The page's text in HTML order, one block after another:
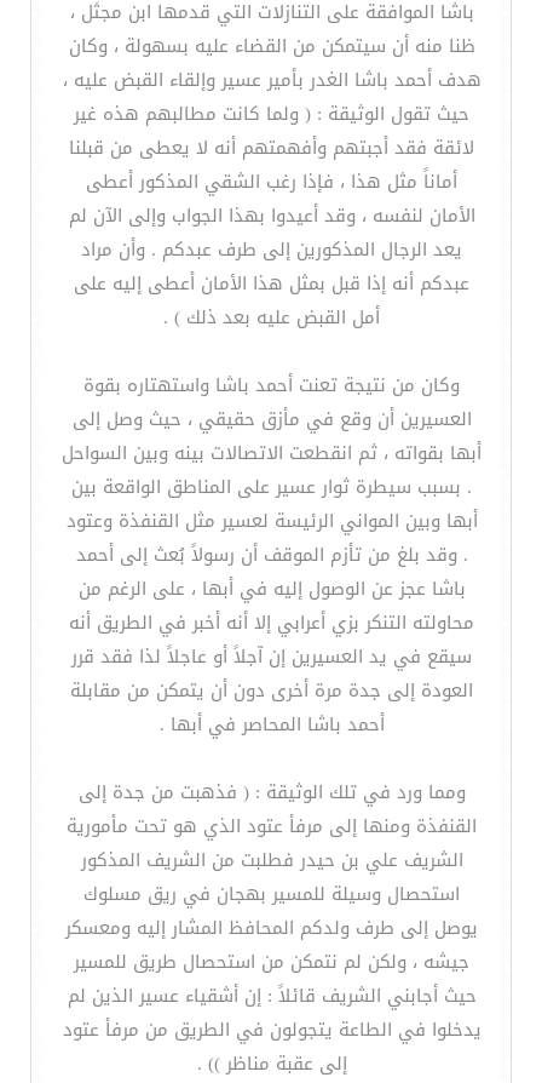
باشا الموافقة على التنازلات التي قدمها ابن مجثل ،
ظنا منه أن سيتمكن من القضاء عليه بسهولة ، وكان
هدف أحمد باشا الغدر بأمير عسير وإلقاء القبض عليه ،
حيث تقول الوثيقة : ( ولما كانت مطالبهم هذه غير
لائقة فقد أجبتهم وأفهمتهم أنه لا يعطى من قبلنا
أماناً مثل هذا ، فإذا رغب الشقي المذكور أعطى
الأمان لنفسه ، وقد أعيدوا بهذا الجواب وإلى الآن لم
يعد الرجال المذكورين إلى طرف عبدكم . وأن مراد
عبدكم أنه إذا قبل بمثل هذا الأمان أعطى إليه على
أمل القبض عليه بعد ذلك ) .
وكان من نتيجة تعنت أحمد باشا واستهتاره بقوة
العسيرين أن وقع في مأزق حقيقي ، حيث وصل إلى
أبها بقواته ، ثم انقطعت الاتصالات بينه وبين السواحل
. بسبب سيطرة ثوار عسير على المناطق الواقعة بين
أبها وبين المواني الرئيسة لعسير مثل القنفذة وعتود
. وقد بلغ من تأزم الموقف أن رسولاً بُعث إلى أحمد
باشا عجز عن الوصول إليه في أبها ، على الرغم من
محاولته التنكر بزي أعرابي إلا أنه أخبر في الطريق أنه
سيقع في يد العسيرين إن آجلاً أو عاجلاً لذا فقد قرر
العودة إلى جدة مرة أخرى دون أن يتمكن من مقابلة
أحمد باشا المحاصر في أبها .
ومما ورد في تلك الوثيقة : ( فذهبت من جدة إلى
القنفذة ومنها إلى مرفأ عتود الذي هو تحت مأمورية
الشريف علي بن حيدر فطلبت من الشريف المذكور
استحصال وسيلة للمسير بهجان في ريق مسلوك
يوصل إلى طرف ولدكم المحافظ المشار إليه ومعسكر
جيشه ، ولكن لم نتمكن من استحصال طريق للمسير
حيث أجابني الشريف قائلاً : إن أشقياء عسير الذين لم
يدخلوا في الطاعة يتجولون في الطريق من مرفأ عتود
إلى عقبة مناظر )) .